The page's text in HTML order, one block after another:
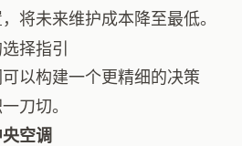
将未来维护成本降至最低。
择指引
以构建一个更精细的决策
刀切。
空调